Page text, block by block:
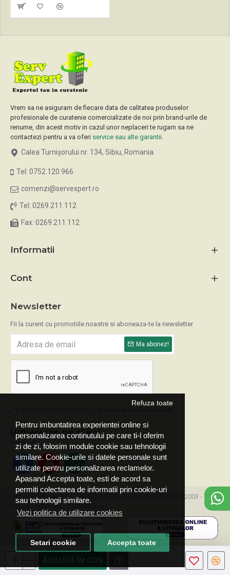
Pentru imbuntatirea experientei online si
personalizarea continutului pe care ti-l oferim
zi de zi, folosim module cookie sau tehnologii
similare. Cookie-urile si datele personale sunt
utilizate pentru personalizarea reclamelor.
Apasand Accepta toate, esti de acord sa
permiti colectarea de informatii prin cookie-uri
sau tehnologii similare.
Vezi politica de utilizare cookies
Refuza toate
Setari cookie Accepta toate
Vrem sa ne asiguram de fiecare data de calitatea produselor
profesionale de curatenie comercializate de noi prin brand-urile de
renume, din acest motiv in cazul unor neplaceri te rugam sa ne
contactezi pentru a va oferi service sau alte garantii.
Calea Turnișorului nr. 134, Sibiu, Romania
Tel: 0752.120.966
comenzi@servexpert.ro
Tel: 0269.211.112
Fax: 0269.211.112
Informatii
Cont
Newsletter
Fii la curent cu promotiile noastre si aboneaza-te la newsletter
Ma abonez!
Urmareste-ne si aici
© 2025 ServExpert SRL, CIF: RO15677287 | Nr. reg.: J32/1059/2003 - Toate
drepturile rezervate - by DevPro.ro